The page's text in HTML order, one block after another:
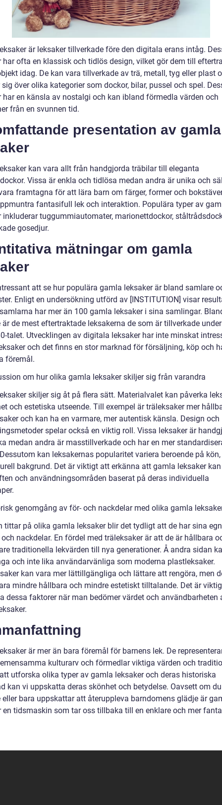
är leksaker tillverkade före den digitala erans intåg.
har ofta en klassisk och tidlös design, vilket gör dem till
idag. De kan vara tillverkade av trä, metall, tyg eller plast
över olika kategorier som dockor, bilar, pussel och spel.
har en känsla av nostalgi och kan ibland förmedla värden och
från en svunnen tid.
presentation av gamla
kan vara allt från handgjorda träbilar till eleganta
Vissa är enkla och tidlösa medan andra är unika och
framtagna för att lära barn om färger, former och
fantasifull lek och interaktion. Populära typer av
inkluderar tuggummiautomater, marionettdockor,
gosedjur.
mätningar om gamla
att se hur populära gamla leksaker är bland samlare
Enligt en undersökning utförd av [INSTITUTION] visar
har mer än 100 gamla leksaker i sina samlingar.
är de mest eftertraktade leksakerna de som är tillverkade
talet. Utvecklingen av digitala leksaker har inte minskat
och det finns en stor marknad för försäljning, köp och
föremål.
om hur olika gamla leksaker skiljer sig från varandra
skiljer sig åt på flera sätt. Materialvalet kan påverka
och estetiska utseende. Till exempel är träleksaker mer
och kan ha en varmare, mer autentisk känsla. Design och
spelar också en viktig roll. Vissa leksaker är
medan andra är masstillverkade och har en mer
kan leksakernas popularitet variera beroende på
bakgrund. Det är viktigt att erkänna att gamla leksaker
och användningsområden baserat på deras individuella
genomgång av för- och nackdelar med olika gamla
tittar på olika gamla leksaker blir det tydligt att de har sina
nackdelar. En fördel med träleksaker är att de är hållbara
traditionella lekvärden till nya generationer. Å andra sidan
och inte lika användarvänliga som moderna plastleksaker.
kan vara mer lättillgängliga och lättare att rengöra, men
mindre hållbara och mindre estetiskt tilltalande. Det är
dessa faktorer när man bedömer värdet och användbarheten
är mer än bara föremål för barnens lek. De
kulturarv och förmedlar viktiga värden och
utforska olika typer av gamla leksaker och deras historiska
kan vi uppskatta deras skönhet och betydelse. Oavsett om
eller bara uppskattar att återuppleva barndomens glädje är
en tidsmaskin som tar oss tillbaka till en enklare och mer